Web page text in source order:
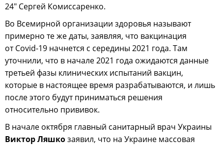
24" Сергей Комиссаренко.
Во Всемирной организации здоровья называют
примерно те же даты, заявляя, что вакцинация
от Covid-19 начнется с середины 2021 года. Там
уточнили, что в начале 2021 года ожидаются данные
третьей фазы клинических испытаний вакцин,
которые в настоящее время разрабатываются, и лишь
после этого будут приниматься решения
относительно прививок.
В начале октября главный санитарный врач Украины
Виктор Ляшкозаявил, что на Украине массовая